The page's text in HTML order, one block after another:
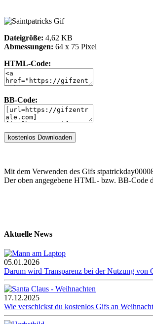
Dateigröße: 4,62 KB
Abmessungen: 64 x 75 Pixel
HTML-Code:
BB-Code:
Mit dem Verwenden des Gifs
Der oben angegebene HTML- bzw. BB-Code
Aktuelle News
05.01.2026
Darum wird Transparenz bei der Nutzung von
17.12.2025
Wie verschickst du kostenlos Gifs an